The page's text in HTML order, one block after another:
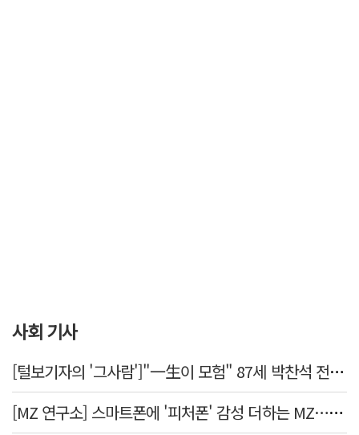
사회 기사
[털보기자의 '그사람']"一生이 모험" 87세 박찬석 전 경북대 총장
[MZ 연구소] 스마트폰에 '피처폰' 감성 더하는 MZ… 히퍼와 줄이어폰